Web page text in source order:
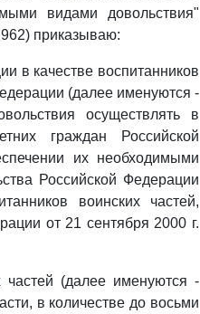
видами довольствия"
приказываю:
в качестве воспитанников
(далее именуются -
осуществлять в
граждан Российской
их необходимыми
Российской Федерации
воинских частей,
от 21 сентября 2000 г.
частей (далее именуются -
в количестве до восьми